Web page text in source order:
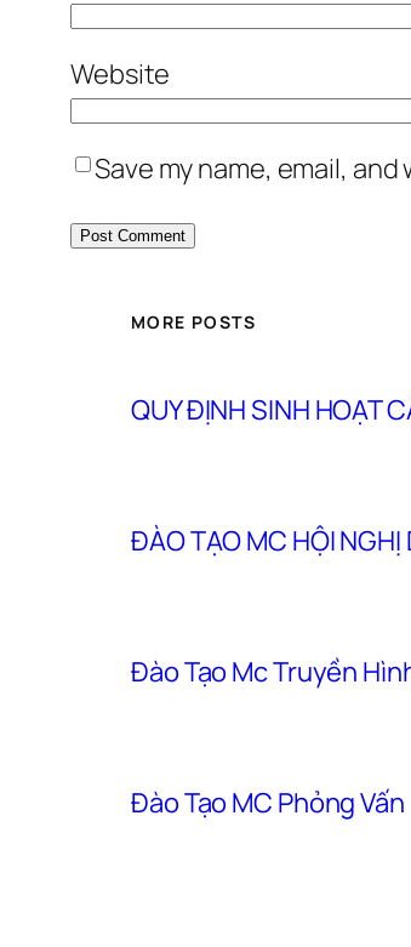
Website
Save my name, email,
MORE POSTS
QUY ĐỊNH SINH HOẠT
ĐÀO TẠO MC HỘI NGHỊ
Đào Tạo Mc Truyền
Đào Tạo MC Phỏng Vấn